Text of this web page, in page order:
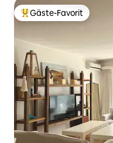
Beliebter Gäste-Favorit.
Gäste-Favorit